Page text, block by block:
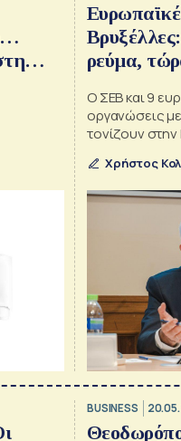
ρεύμα,
Ο ΣΕΒ και 9
οργανώσεις
τονίζουν στην
εργασίας
Χρήστος
BUSINESS